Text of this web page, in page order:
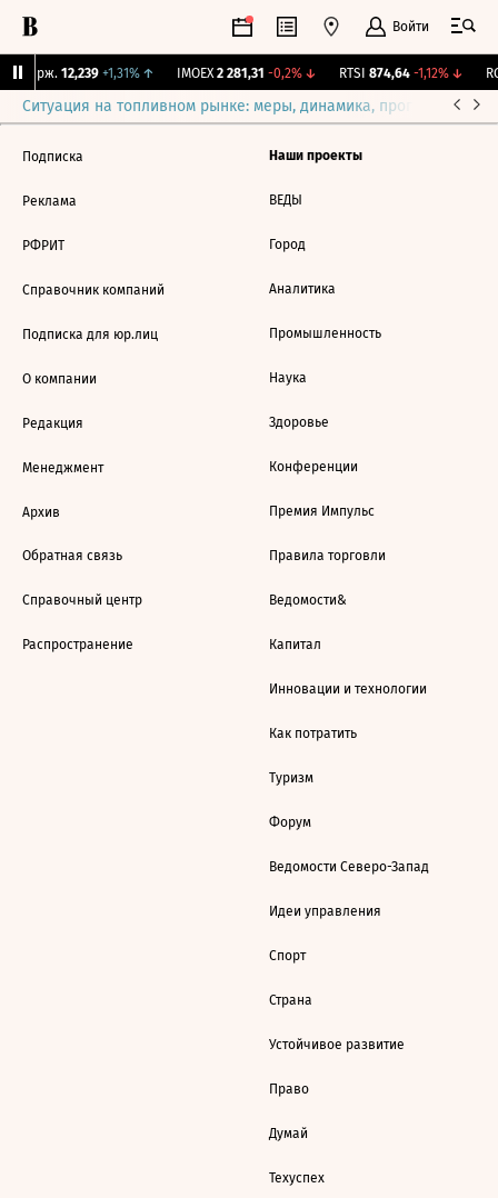
Войти
Бирж. 12,239 +1,31%↑ IMOEX 2 281,31 -0,2%↓ RTSI 874,64 -1,12%↓
Ситуация на топливном рынке: меры, динамика, прогнозы
Подписка
Реклама
РФРИТ
Справочник компаний
Подписка для юр.лиц
О компании
Редакция
Менеджмент
Архив
Обратная связь
Справочный центр
Распространение
Наши проекты
ВЕДЫ
Город
Аналитика
Промышленность
Наука
Здоровье
Конференции
Премия Импульс
Правила торговли
Ведомости&
Капитал
Инновации и технологии
Как потратить
Туризм
Форум
Ведомости Северо-Запад
Идеи управления
Спорт
Страна
Устойчивое развитие
Право
Думай
Техуспех